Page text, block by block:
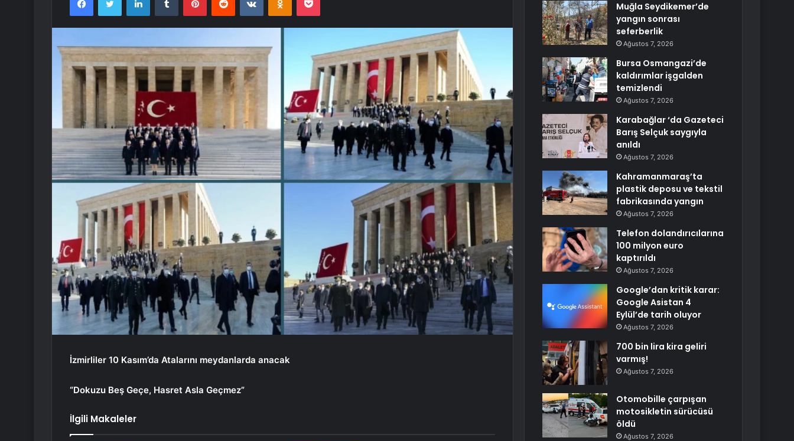
İzmirliler 10 Kasım’da Atalarını meydanlarda anacak
“Dokuzu Beş Geçe, Hasret Asla Geçmez”
İlgili Makaleler
Muğla Seydikemer’de
yangın sonrası
seferberlik
Ağustos 7, 2026
Bursa Osmangazi’de
kaldırımlar işgalden
temizlendi
Ağustos 7, 2026
Karabağlar ‘da Gazeteci
Barış Selçuk saygıyla
anıldı
Ağustos 7, 2026
Kahramanmaraş’ta
plastik deposu ve tekstil
fabrikasında yangın
Ağustos 7, 2026
Telefon dolandırıcılarına
100 milyon euro
kaptırıldı
Ağustos 7, 2026
Google’dan kritik karar:
Google Asistan 4
Eylül’de tarih oluyor
Ağustos 7, 2026
700 bin lira kira geliri
varmış!
Ağustos 7, 2026
Otomobille çarpışan
motosikletin sürücüsü
öldü
Ağustos 7, 2026